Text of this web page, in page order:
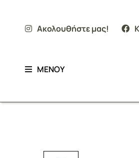
ΜΕΝΟΥ
Ακολουθήστε μας!